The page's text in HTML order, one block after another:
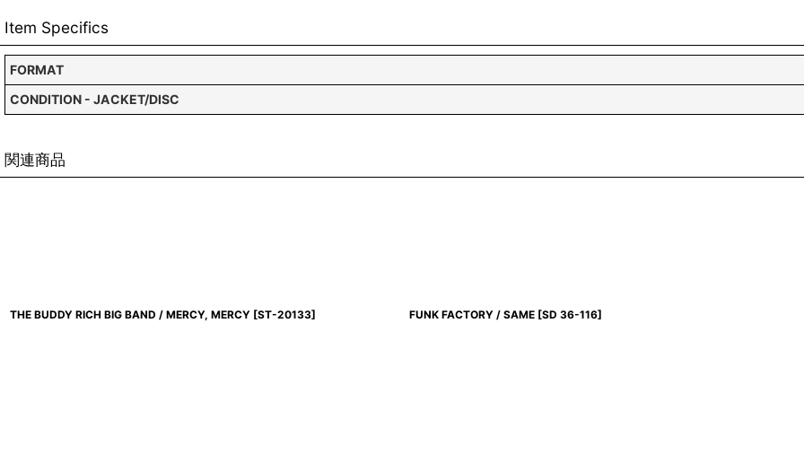
Item Specifics
FORMAT
CONDITION - JACKET/DISC
関連商品
THE BUDDY RICH BIG BAND / MERCY, MERCY [ST-20133] FUNK FACTORY / SAME [SD 36-116]